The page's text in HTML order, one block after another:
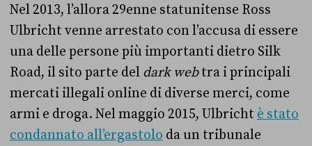
Nel 2013, l’allora 29enne statunitense Ross
Ulbricht venne arrestato con l’accusa di essere
una delle persone più importanti dietro Silk
Road, il sito parte del dark webtra i principali
mercati illegali online di diverse merci, come
armi e droga. Nel maggio 2015, Ulbricht è stato
condannato all’ergastolo da un tribunale